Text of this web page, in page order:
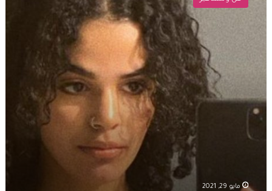
تكشف
زوجها
مايو 29, 2021